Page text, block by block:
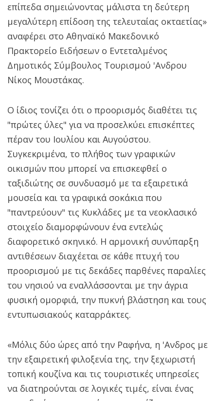
επίπεδα σημειώνοντας μάλιστα τη δεύτερη
μεγαλύτερη επίδοση της τελευταίας οκταετίας»
αναφέρει στο Αθηναϊκό Μακεδονικό
Πρακτορείο Ειδήσεων ο Εντεταλμένος
Δημοτικός Σύμβουλος Τουρισμού 'Ανδρου
Νίκος Μουστάκας.
Ο ίδιος τονίζει ότι ο προορισμός διαθέτει τις
"πρώτες ύλες" για να προσελκύει επισκέπτες
πέραν του Ιουλίου και Αυγούστου.
Συγκεκριμένα, το πλήθος των γραφικών
οικισμών που μπορεί να επισκεφθεί ο
ταξιδιώτης σε συνδυασμό με τα εξαιρετικά
μουσεία και τα γραφικά σοκάκια που
"παντρεύουν" τις Κυκλάδες με τα νεοκλασικό
στοιχείο διαμορφώνουν ένα εντελώς
διαφορετικό σκηνικό. Η αρμονική συνύπαρξη
αντιθέσεων διαχέεται σε κάθε πτυχή του
προορισμού με τις δεκάδες παρθένες παραλίες
του νησιού να εναλλάσσονται με την άγρια
φυσική ομορφιά, την πυκνή βλάστηση και τους
εντυπωσιακούς καταρράκτες.
«Μόλις δύο ώρες από την Ραφήνα, η 'Ανδρος με
την εξαιρετική φιλοξενία της, την ξεχωριστή
τοπική κουζίνα και τις τουριστικές υπηρεσίες
να διατηρούνται σε λογικές τιμές, είναι ένας